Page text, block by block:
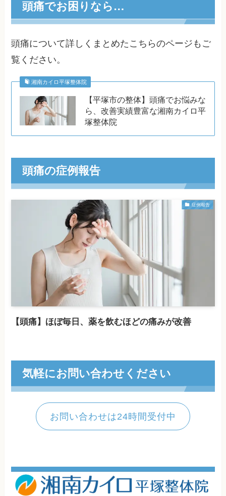
頭痛でお困りなら…
頭痛について詳しくまとめたこちらのページもご
覧ください。
湘南カイロ平塚整体院
【平塚市の整体】頭痛でお悩みな
ら、改善実績豊富な湘南カイロ平
塚整体院
頭痛の症例報告
症例報告
【頭痛】ほぼ毎日、薬を飲むほどの痛みが改善
気軽にお問い合わせください
お問い合わせは24時間受付中